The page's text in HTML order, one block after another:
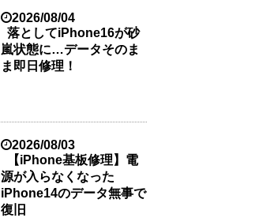
2026/08/04
落としてiPhone16が砂
嵐状態に…データそのま
ま即日修理！
2026/08/03
【iPhone基板修理】電
源が入らなくなった
iPhone14のデータ無事で
復旧